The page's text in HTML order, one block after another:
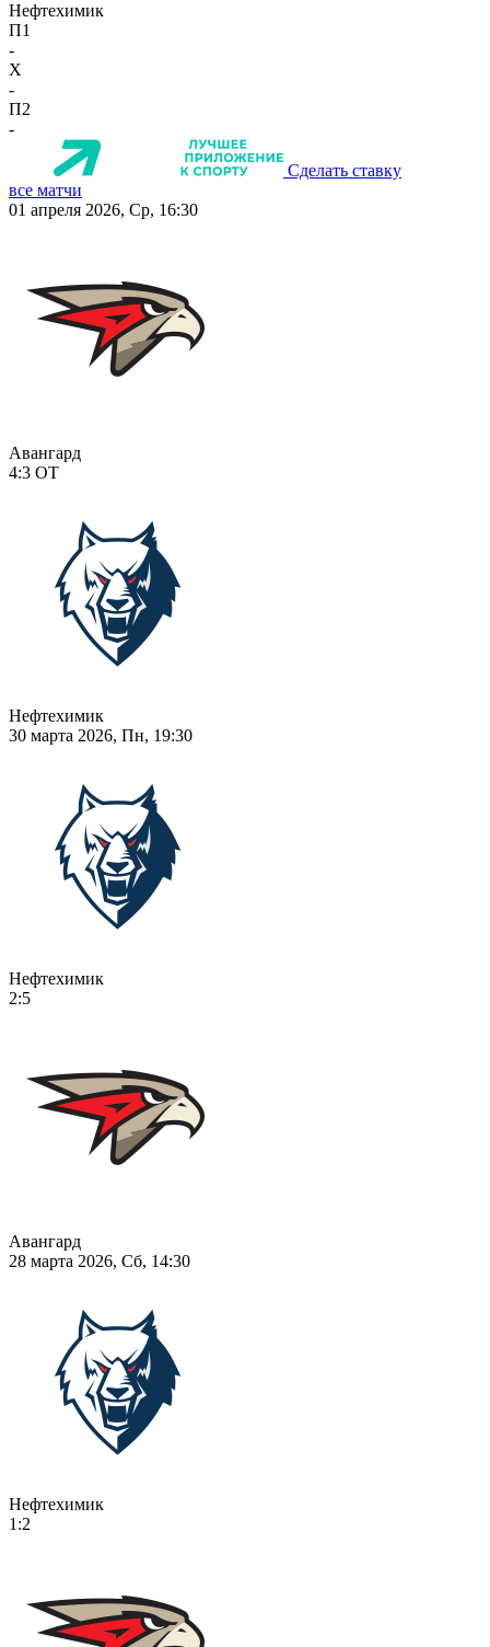
Нефтехимик
П1
-
X
-
П2
-
Сделать ставку
все матчи
01 апреля 2026, Ср, 16:30
Авангард
4:3 ОТ
Нефтехимик
30 марта 2026, Пн, 19:30
Нефтехимик
2:5
Авангард
28 марта 2026, Сб, 14:30
Нефтехимик
1:2